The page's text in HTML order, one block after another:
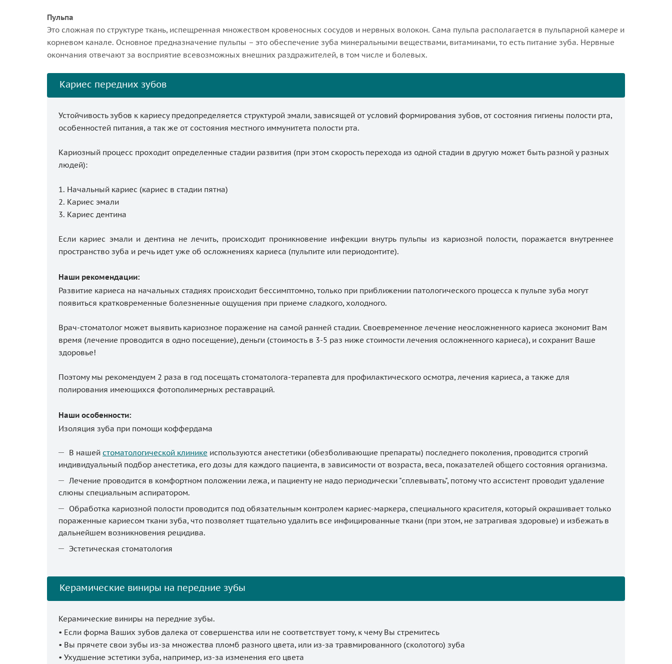
Пульпа
Это сложная по структуре ткань, испещренная множеством кровеносных сосудов и нервных волокон. Сама пульпа располагается в пульпарной камере и
корневом канале. Основное предназначение пульпы – это обеспечение зуба минеральными веществами, витаминами, то есть питание зуба. Нервные
окончания отвечают за восприятие всевозможных внешних раздражителей, в том числе и болевых.
Кариес передних зубов
Устойчивость зубов к кариесу предопределяется структурой эмали, зависящей от условий формирования зубов, от состояния гигиены полости рта,
особенностей питания, а так же от состояния местного иммунитета полости рта.
Кариозный процесс проходит определенные стадии развития (при этом скорость перехода из одной стадии в другую может быть разной у разных
людей):
1. Начальный кариес (кариес в стадии пятна)
2. Кариес эмали
3. Кариес дентина
Если кариес эмали и дентина не лечить, происходит проникновение инфекции внутрь пульпы из кариозной полости, поражается внутреннее
пространство зуба и речь идет уже об осложнениях кариеса (пульпите или периодонтите).
Наши рекомендации:
Развитие кариеса на начальных стадиях происходит бессимптомно, только при приближении патологического процесса к пульпе зуба могут
появиться кратковременные болезненные ощущения при приеме сладкого, холодного.
Врач-стоматолог может выявить кариозное поражение на самой ранней стадии. Своевременное лечение неосложненного кариеса экономит Вам
время (лечение проводится в одно посещение), деньги (стоимость в 3-5 раз ниже стоимости лечения осложненного кариеса), и сохранит Ваше
здоровье!
Поэтому мы рекомендуем 2 раза в год посещать стоматолога-терапевта для профилактического осмотра, лечения кариеса, а также для
полирования имеющихся фотополимерных реставраций.
Наши особенности:
Изоляция зуба при помощи коффердама
В нашей стоматологической клинике используются анестетики (обезболивающие препараты) последнего поколения, проводится строгий
индивидуальный подбор анестетика, его дозы для каждого пациента, в зависимости от возраста, веса, показателей общего состояния организма.
Лечение проводится в комфортном положении лежа, и пациенту не надо периодически "сплевывать", потому что ассистент проводит удаление
слюны специальным аспиратором.
Обработка кариозной полости проводится под обязательным контролем кариес-маркера, специального красителя, который окрашивает только
пораженные кариесом ткани зуба, что позволяет тщательно удалить все инфицированные ткани (при этом, не затрагивая здоровые) и избежать в
дальнейшем возникновения рецидива.
Эстетическая стоматология
Керамические виниры на передние зубы
Керамические виниры на передние зубы.
• Если форма Ваших зубов далека от совершенства или не соответствует тому, к чему Вы стремитесь
• Вы прячете свои зубы из-за множества пломб разного цвета, или из-за травмированного (сколотого) зуба
• Ухудшение эстетики зуба, например, из-за изменения его цвета